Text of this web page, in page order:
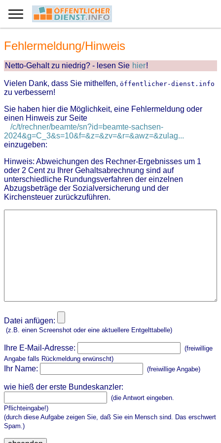
Fehlermeldung/Hinweis
Netto-Gehalt zu niedrig? - lesen Sie hier!
Vielen Dank, dass Sie mithelfen, öffentlicher-dienst.info
zu verbessern!
Sie haben hier die Möglichkeit, eine Fehlermeldung oder
einen Hinweis zur Seite
/c/t/rechner/beamte/sn?id=beamte-sachsen-
2024&g=C_3&s=10&f=&z=&zv=&r=&awz=&zulag...
einzugeben:
Hinweis: Abweichungen des Rechner-Ergebnisses um 1
oder 2 Cent zu Ihrer Gehaltsabrechnung sind auf
unterschiedliche Rundungsverfahren der einzelnen
Abzugsbeträge der Sozialversicherung und der
Kirchensteuer zurückzuführen.
Datei anfügen:
(z.B. einen Screenshot oder eine aktuellere Entgelttabelle)
Ihre E-Mail-Adresse:
(freiwillige
Angabe falls Rückmeldung erwünscht)
Ihr Name: (freiwillige Angabe)
wie hieß der erste Bundeskanzler:
(die Antwort eingeben.
Pflichteingabe!)
(durch diese Aufgabe zeigen Sie, daß Sie ein Mensch sind. Das erschwert
Spam.)